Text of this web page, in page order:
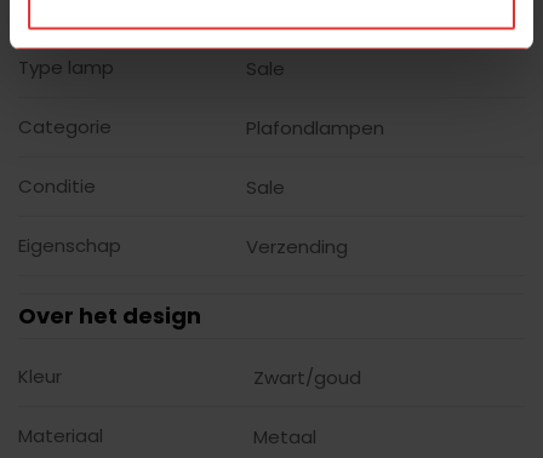
Type lamp Sale
Categorie Plafondlampen
Conditie Sale
Eigenschap Verzending
Over het design
Kleur Zwart/goud
Materiaal Metaal